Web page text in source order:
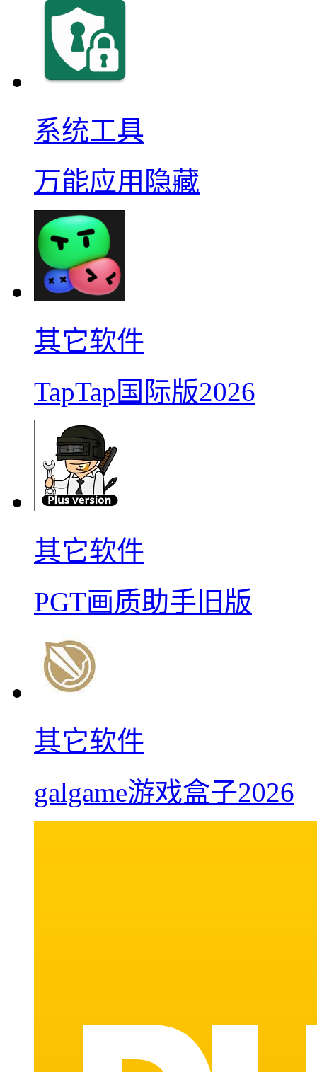
系统工具
万能应用隐藏
其它软件
TapTap国际版2026
其它软件
PGT画质助手旧版
其它软件
galgame游戏盒子2026